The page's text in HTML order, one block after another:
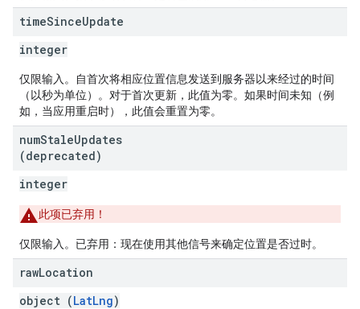
timeSinceUpdate
integer
仅限输入。自首次将相应位置信息发送到服务器以来经过的时间
（以秒为单位）。对于首次更新，此值为零。如果时间未知（例
如，当应用重启时），此值会重置为零。
numStaleUpdates
(deprecated)
integer
此项已弃用！
仅限输入。已弃用：现在使用其他信号来确定位置是否过时。
rawLocation
object (LatLng)